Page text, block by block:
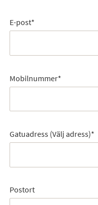
E-post*
Mobilnummer*
Gatuadress (Välj adress)*
Postort